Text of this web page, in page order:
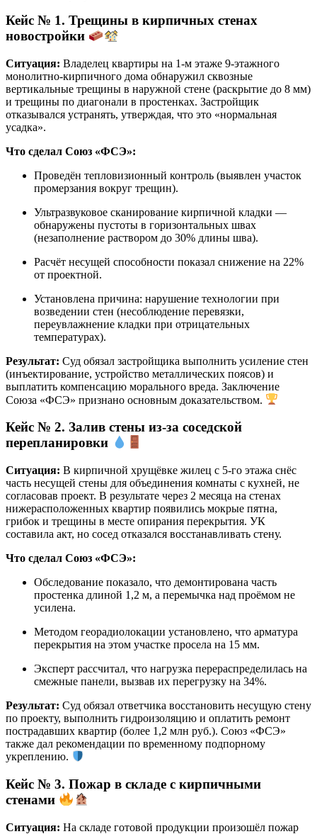
Кейс № 1. Трещины в кирпичных стенах
новостройки
Ситуация: Владелец квартиры на 1-м этаже 9-этажного
монолитно-кирпичного дома обнаружил сквозные
вертикальные трещины в наружной стене (раскрытие до 8 мм)
и трещины по диагонали в простенках. Застройщик
отказывался устранять, утверждая, что это «нормальная
усадка».
Что сделал Союз «ФСЭ»:
Проведён тепловизионный контроль (выявлен участок
промерзания вокруг трещин).
Ультразвуковое сканирование кирпичной кладки —
обнаружены пустоты в горизонтальных швах
(незаполнение раствором до 30% длины шва).
Расчёт несущей способности показал снижение на 22%
от проектной.
Установлена причина: нарушение технологии при
возведении стен (несоблюдение перевязки,
переувлажнение кладки при отрицательных
температурах).
Результат: Суд обязал застройщика выполнить усиление стен
(инъектирование, устройство металлических поясов) и
выплатить компенсацию морального вреда. Заключение
Союза «ФСЭ» признано основным доказательством.
Кейс № 2. Залив стены из-за соседской
перепланировки
Ситуация: В кирпичной хрущёвке жилец с 5-го этажа снёс
часть несущей стены для объединения комнаты с кухней, не
согласовав проект. В результате через 2 месяца на стенах
нижерасположенных квартир появились мокрые пятна,
грибок и трещины в месте опирания перекрытия. УК
составила акт, но сосед отказался восстанавливать стену.
Что сделал Союз «ФСЭ»:
Обследование показало, что демонтирована часть
простенка длиной 1,2 м, а перемычка над проёмом не
усилена.
Методом георадиолокации установлено, что арматура
перекрытия на этом участке просела на 15 мм.
Эксперт рассчитал, что нагрузка перераспределилась на
смежные панели, вызвав их перегрузку на 34%.
Результат: Суд обязал ответчика восстановить несущую стену
по проекту, выполнить гидроизоляцию и оплатить ремонт
пострадавших квартир (более 1,2 млн руб.). Союз «ФСЭ»
также дал рекомендации по временному подпорному
укреплению.
Кейс № 3. Пожар в складе с кирпичными
стенами
Ситуация: На складе готовой продукции произошёл пожар